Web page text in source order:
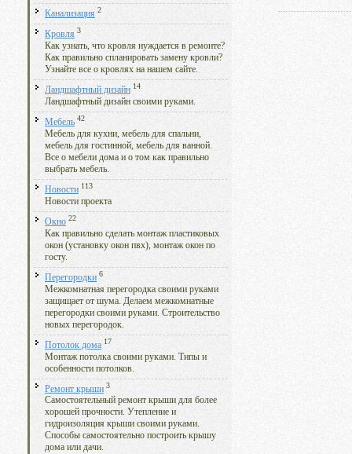
Канализация 2
Кровля 3
Как узнать, что кровля нуждается в ремонте?
Как правильно спланировать замену кровли?
Узнайте все о кровлях на нашем сайте.
Ландшафтный дизайн 14
Ландшафтный дизайн своими руками.
Мебель 42
Мебель для кухни, мебель для спальни,
мебель для гостинной, мебель для ванной.
Все о мебели дома и о том как правильно
выбрать мебель.
Новости 113
Новости проекта
Окно 22
Как правильно сделать монтаж пластиковых
окон (установку окон пвх), монтаж окон по
госту.
Перегородки 6
Межкомнатная перегородка своими руками
защищает от шума. Делаем межкомнатные
перегородки своими руками. Строительство
новых перегородок.
Потолок дома 17
Монтаж потолка своими руками. Типы и
особенности потолков.
Ремонт крыши 3
Самостоятельный ремонт крыши для более
хорошей прочности. Утепление и
гидроизоляция крыши своими руками.
Способы самостоятельно построить крышу
дома или дачи.